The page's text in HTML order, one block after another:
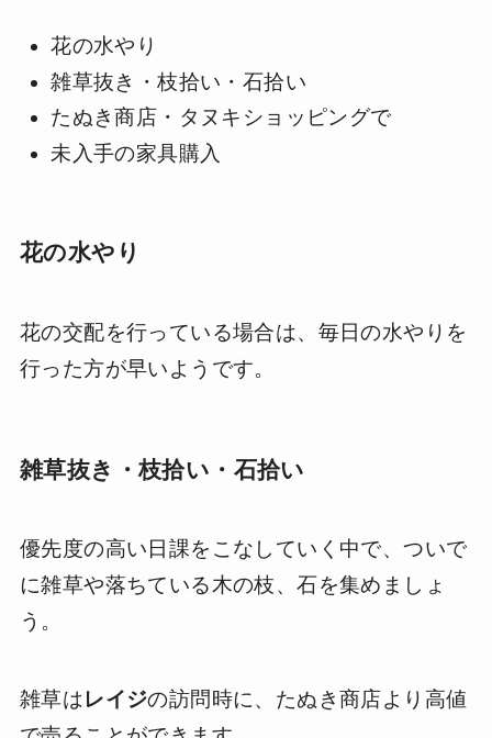
花の水やり
雑草抜き・枝拾い・石拾い
たぬき商店・タヌキショッピングで
未入手の家具購入
花の水やり
花の交配を行っている場合は、毎日の水やりを
行った方が早いようです。
雑草抜き・枝拾い・石拾い
優先度の高い日課をこなしていく中で、ついで
に雑草や落ちている木の枝、石を集めましょ
う。
雑草はレイジの訪問時に、たぬき商店より高値